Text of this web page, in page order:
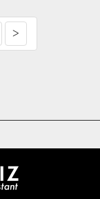
>